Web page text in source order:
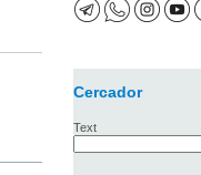
Cercador
Text